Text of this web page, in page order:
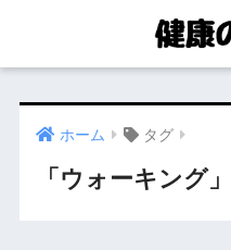
ホーム タグ
「ウォーキング